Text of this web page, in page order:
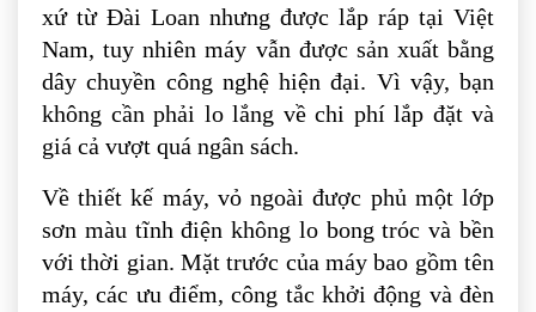
xứ từ Đài Loan nhưng được lắp ráp tại Việt
Nam, tuy nhiên máy vẫn được sản xuất bằng
dây chuyền công nghệ hiện đại. Vì vậy, bạn
không cần phải lo lắng về chi phí lắp đặt và
giá cả vượt quá ngân sách.
Về thiết kế máy, vỏ ngoài được phủ một lớp
sơn màu tĩnh điện không lo bong tróc và bền
với thời gian. Mặt trước của máy bao gồm tên
máy, các ưu điểm, công tắc khởi động và đèn